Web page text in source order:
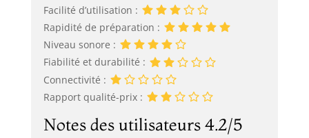
Facilité d’utilisation :
Rapidité de préparation :
Niveau sonore :
Fiabilité et durabilité :
Connectivité :
Rapport qualité-prix :
Notes des utilisateurs 4.2/5